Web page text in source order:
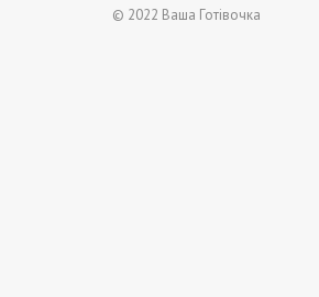
© 2022 Ваша Готівочка